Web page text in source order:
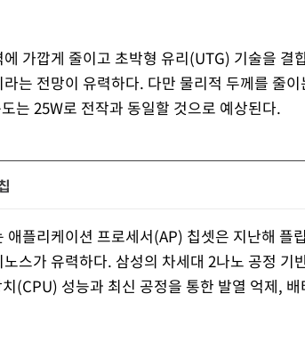
가깝게 줄이고 초박형 유리(UTG) 기술을 결
는 전망이 유력하다. 다만 물리적 두께를 줄
는 25W로 전작과 동일할 것으로 예상된다.
애플리케이션 프로세서(AP) 칩셋은 지난해 플
스가 유력하다. 삼성의 차세대 2나노 공정 기
(CPU) 성능과 최신 공정을 통한 발열 억제,